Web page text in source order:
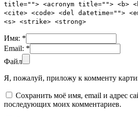
title=""> <acronym title=""> <b>
<cite> <code> <del datetime="">
<s> <strike> <strong>
Имя: *
Email: *
Файл
Я, пожалуй, приложу к комменту
Сохранить моё имя, email и адрес
последующих моих комментариев.